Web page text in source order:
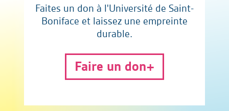
Faites un don à l'Université de Saint-
Boniface et laissez une empreinte
durable.
Faire un don